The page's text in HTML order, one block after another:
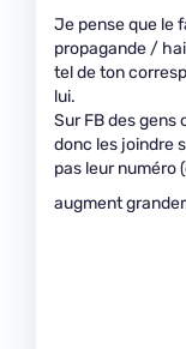
Je pense que le
propagande /
tel de ton
lui.
Sur FB des gens
donc les joindre
pas leur numéro
augment